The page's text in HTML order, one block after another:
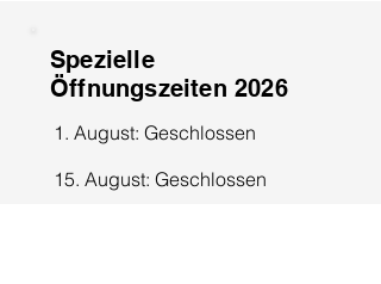
Spezielle
Öffnungszeiten 2026
1. August: Geschlossen
15. August: Geschlossen